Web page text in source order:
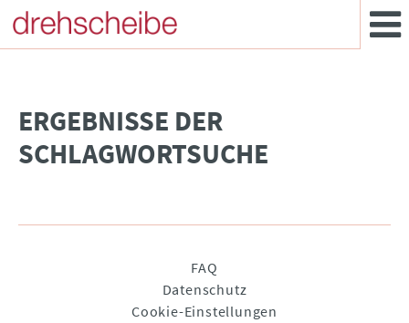
­ERGEBNISSE DER
SCHLAGWORTSUCHE
FAQ
Datenschutz
Cookie-Einstellungen